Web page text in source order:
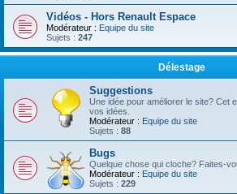
Vidéos - Hors Renault Espace
Modérateur : Equipe du site
Sujets : 247
Délestage
Suggestions
Une idée pour améliorer le site? Cet
vos idées.
Modérateur : Equipe du site
Sujets : 88
Bugs
Quelque chose qui cloche? Faites-
Modérateur : Equipe du site
Sujets : 229